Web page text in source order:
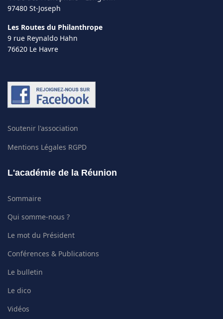
97480 St-Joseph
Les Routes du Philanthrope
9 rue Reynaldo Hahn
76620 Le Havre
Soutenir l'association
Mentions Légales RGPD
L'académie de la Réunion
Sommaire
Qui somme-nous ?
Le mot du Président
Conférences & Publications
Le bulletin
Le dico
Vidéos